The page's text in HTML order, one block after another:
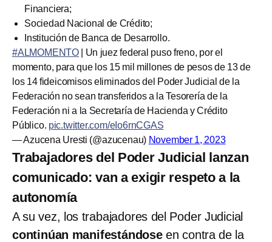
Financiera;
Sociedad Nacional de Crédito;
Institución de Banca de Desarrollo.
#ALMOMENTO | Un juez federal puso freno, por el
momento, para que los 15 mil millones de pesos de 13 de
los 14 fideicomisos eliminados del Poder Judicial de la
Federación no sean transferidos a la Tesorería de la
Federación ni a la Secretaría de Hacienda y Crédito
Público. pic.twitter.com/eIo6rnCGAS
— Azucena Uresti (@azucenau) November 1, 2023
Trabajadores del Poder Judicial lanzan
comunicado: van a exigir respeto a la
autonomía
A su vez, los trabajadores del Poder Judicial
continúan manifestándoseen contra de la